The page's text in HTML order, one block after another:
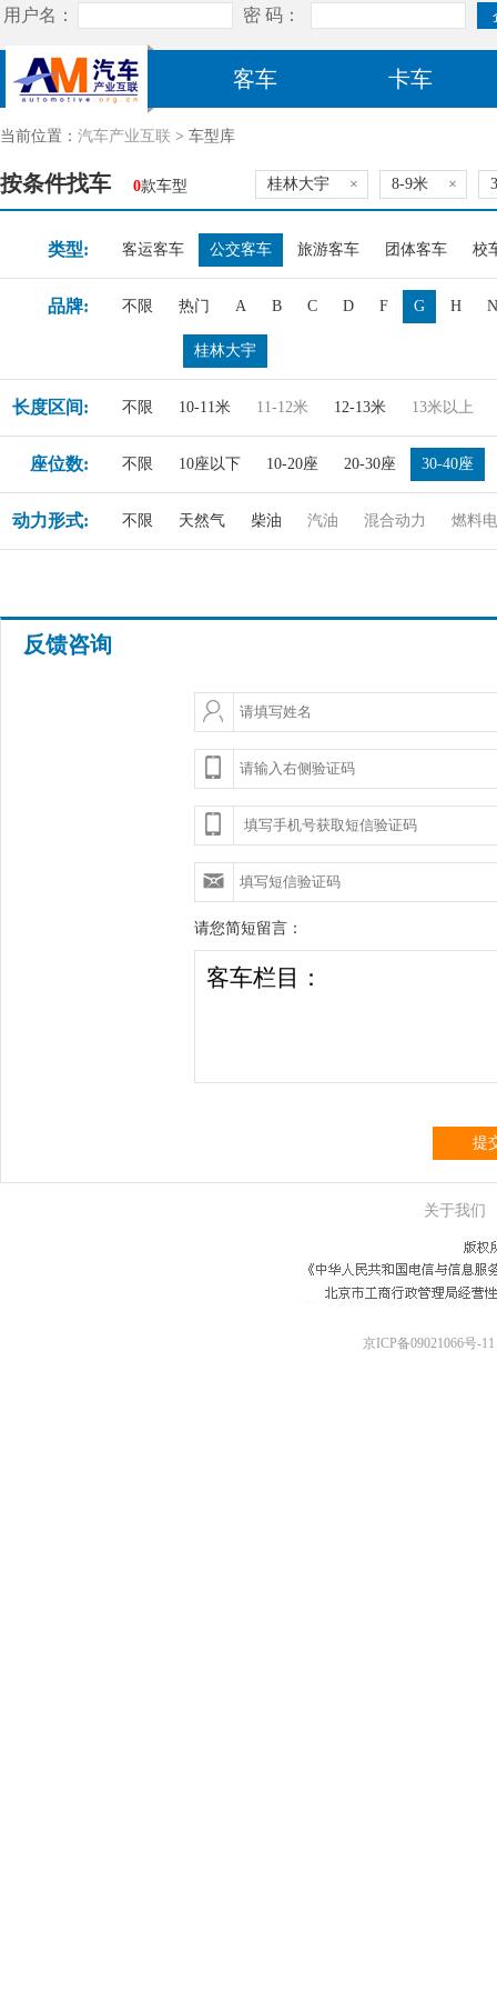
客车 卡车
当前位置： 汽车产业互联 > 车型库
按条件找车 0款车型 桂林大宇 × 8-9米 ×
类型: 客运客车 公交客车 旅游客车 团体客车 校
品牌: 不限 热门 A B C D F G H N
桂林大宇
长度区间: 不限 10-11米 11-12米 12-13米 13米以上
座位数: 不限 10座以下 10-20座 20-30座 30-40座
动力形式: 不限 天然气 柴油 汽油 混合动力 燃料
反馈咨询
请您简短留言：
提
关于我们
京ICP备09021066号-11